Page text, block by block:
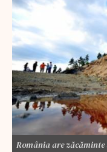
România are zăcăminte